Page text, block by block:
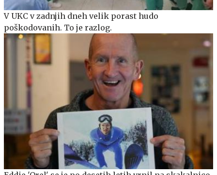
V UKC v zadnjih dneh velik porast hudo
poškodovanih. To je razlog.